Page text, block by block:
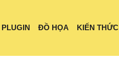
PLUGIN ĐỒ HỌA KIẾN THỨC